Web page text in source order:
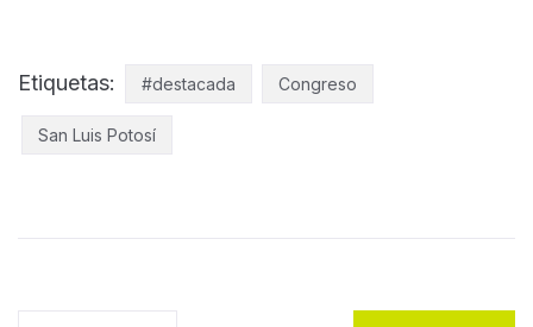
Etiquetas: #destacada Congreso
San Luis Potosí